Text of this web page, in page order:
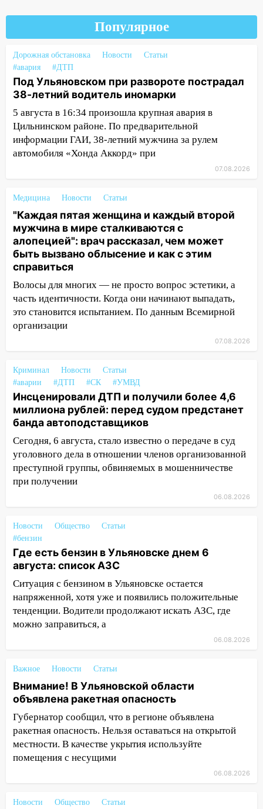
Под Ульяновском при развороте
иномарки
05:00 «Каждая пятая женщина и каждый
второй мужчина в мире сталкиваются с
алопецией»: врач рассказал, чем может
быть вызвано облысение и как с этим
справиться
03:30 Гороскоп на 7 августа: пятница
принесет прилив творческой энергии и
ошибки
06.08.2026
23:20 Прогноз погоды на 7 августа в
Ульяновской области
20:04 Ульяновцев приглашают на забег,
посвящённый Дню воздушного флота
России
19:12 В Ульяновской области
руководителя частной компании
наказали за сокрытие прошлого своего
18:02
В Ульяновск едут звезды
баскетбола!
17:08 Ульяновский областной суд
оставил в силе приговор руководству
«УльяновскФармации» за махинации на
3,2 млн рублей
16:09 Ветераны легкой атлетики из
Ульяновска успешно выступили на
более 28% площадей зерновых и
зернобобовых культур
15:51 Бросила кирпич в жену брата: в
Ульяновской области завели дело на
агрессивную женщину
15:47 На улице Радищева сбили
курьера: крупная авария в Ульяновске
Проводил до квартиры и ограбил:
рецидивистом
14:26 В Ульяновске ограничат движение
по улице Ефремова
14:23 67% ульяновцев готовы
передумать увольняться, если им
повысят зарплату
Инсценировали ДТП и получили
судом предстанет банда
Популярное
Дорожная обстановка Новости
Статьи
#авария
#ДТП
Под Ульяновском при развороте пострадал
38-летний водитель иномарки
5 августа в 16:34 произошла крупная авария в
Цильнинском районе. По предварительной
информации ГАИ, 38-летний мужчина за рулем
автомобиля «Хонда Аккорд» при
07.08.2026
Медицина Новости Статьи
"Каждая пятая женщина и каждый второй
мужчина в мире сталкиваются с
алопецией": врач рассказал, чем может
быть вызвано облысение и как с этим
справиться
Волосы для многих — не просто вопрос эстетики, а
часть идентичности. Когда они начинают выпадать,
это становится испытанием. По данным Всемирной
организации
07.08.2026
Криминал Новости
Статьи
#аварии
#ДТП #СК #УМВД
Инсценировали ДТП и получили более 4,6
миллиона рублей: перед судом предстанет
банда автоподставщиков
Сегодня, 6 августа, стало известно о передаче в суд
уголовного дела в отношении членов организованной
преступной группы, обвиняемых в мошенничестве
при получении
06.08.2026
Новости Общество
Статьи
#бензин
Где есть бензин в Ульяновске днем 6
августа: список АЗС
Ситуация с бензином в Ульяновске остается
напряженной, хотя уже и появились положительные
тенденции. Водители продолжают искать АЗС, где
можно заправиться, а
06.08.2026
Важное Новости Статьи
Внимание! В Ульяновской области
объявлена ракетная опасность
Губернатор сообщил, что в регионе объявлена
ракетная опасность. Нельзя оставаться на открытой
местности. В качестве укрытия используйте
помещения с несущими
06.08.2026
Новости Общество
Статьи